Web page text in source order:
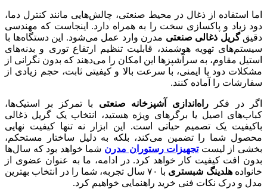
اما استفاده از ذغال در محیط صنعتی، چالش‌هایی مانند کنترل دما،
دود زیاد و پاکسازی سخت را به همراه دارد. اینجاست که مهندسی
دقیقگریل ذغالی صنعتی مدرن وارد عمل می‌شود. این دستگاه‌ها با
سیستم‌های تهویه هوشمند، قابلیت تنظیم ارتفاع توری و بدنه‌های
استیل مقاوم، به سرآشپزها این امکان را می‌دهند که بدون نگرانی از
مشکلات دود یا ایمنی، با سرعت بالا و کیفیتی ثابت، حجم زیادی از
سفارشات را آماده کنند.
اگر در فکرراه‌اندازی آشپزخانه صنعتی با تمرکز بر استیک‌ها،
کباب‌های اصیل یا برگرهای ویژه هستید، انتخاب یک گریل ذغالی
باکیفیت یک تصمیم حیاتی است. این ابزار نه تنها کیفیت نهایی
محصول شما را تضمین می‌کند، بلکه به دلیل ساختار مستحکم،
بخشی از لیستتجهیزات رستوران مدرن شما خواهد بود که سال‌ها
بدون افت کیفیت کار خواهد کرد. در ادامه، ما به عنوان عضوی از
خانوادههلدینگ شبستری
با ۷۰ سال تجربه، شما را در انتخاب بهترین
مدل و درک نکات فنی خرید راهنمایی خواهیم کرد.